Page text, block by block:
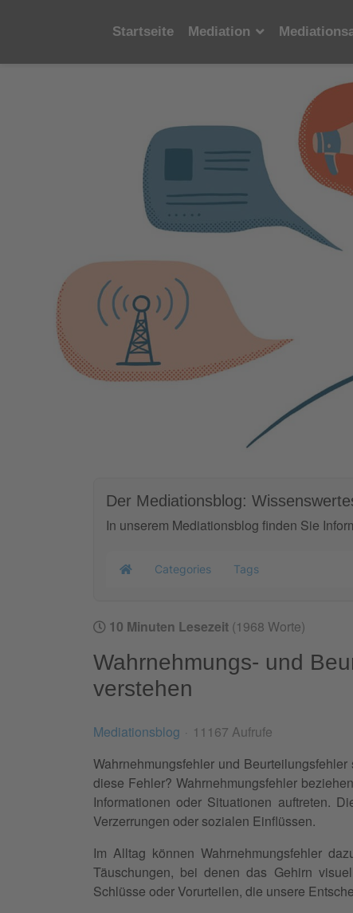
Startseite Mediation
Der Mediationsblog:
In unserem Mediationsblog finden Sie
Home Categories Tags
10 Minuten Lesezeit (1968 Worte)
Wahrnehmungs- und
verstehen
Mediationsblog
11167 Aufrufe
Wahrnehmungsfehler und
diese Fehler? Wahrnehmungsfehler
Informationen oder Situationen auftreten.
Verzerrungen oder sozialen Einflüssen.
Im Alltag können Wahrnehmungsfehler
Täuschungen, bei denen das Gehirn
Schlüsse oder Vorurteilen, die unsere